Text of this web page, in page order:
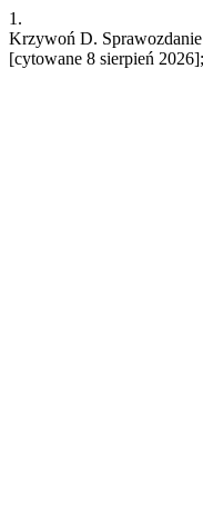
1.
Krzywoń D.
[cytowane 8 sierpień